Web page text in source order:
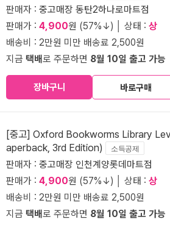
판매자 : 중고매장 동탄2하나로마트점
판매가 : 4,900원 (57%↓) │ 상태 : 상
배송비 : 2만원 미만 배송료 2,500원
지금 택배로 주문하면 8월 10일 출고 가능
장바구니 바로구매
[중고] Oxford Bookworms Library
aperback, 3rd Edition)
소득공제
판매자 : 중고매장 인천계양롯데마트점
판매가 : 4,900원 (57%↓) │ 상태 : 상
배송비 : 2만원 미만 배송료 2,500원
지금 택배로 주문하면 8월 10일 출고 가능